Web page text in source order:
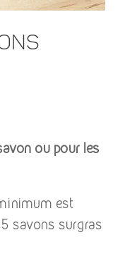
ou pour les
est
savons surgras